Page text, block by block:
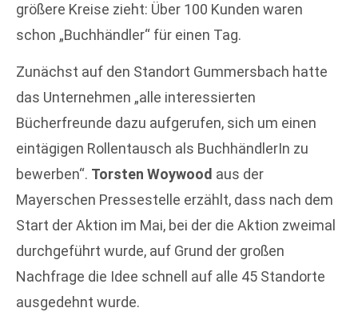
größere Kreise zieht: Über 100 Kunden waren
schon „Buchhändler“ für einen Tag.
Zunächst auf den Standort Gummersbach hatte
das Unternehmen „alle interessierten
Bücherfreunde dazu aufgerufen, sich um einen
eintägigen Rollentausch als BuchhändlerIn zu
bewerben“. Torsten Woywood aus der
Mayerschen Pressestelle erzählt, dass nach dem
Start der Aktion im Mai, bei der die Aktion zweimal
durchgeführt wurde, auf Grund der großen
Nachfrage die Idee schnell auf alle 45 Standorte
ausgedehnt wurde.